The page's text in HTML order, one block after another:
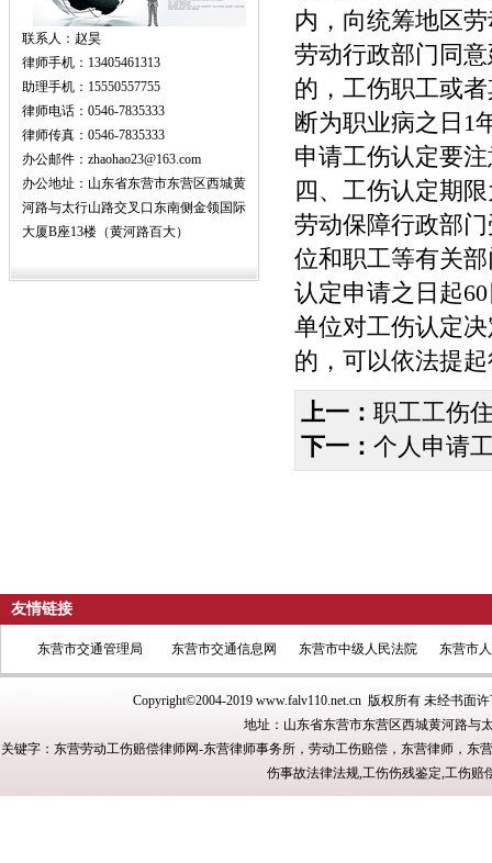
联系人：赵昊
律师手机：13405461313
助理手机：15550557755
律师电话：0546-7835333
律师传真：0546-7835333
办公邮件：zhaohao23@163.com
办公地址：山东省东营市东营区西城黄
河路与太行山路交叉口东南侧金领国际
大厦B座13楼（黄河路百大）
内，向统筹地区
劳动行政部门同
的，工伤职工或
断为职业病之日1
申请工伤认定要
四、工伤认定
劳动保障行政部
位和职工等有关
认定申请之日起
单位对工伤认定
的，可以依法提
上一： 职工工伤
下一： 个人申请
友情链接
东营市交通管理局 东营市交通信息网 东营市中级人民法院 东营市
Copyright©2004-2019 www.falv110.net.cn版权所有 未经书面许
地址：山东省东营市东营区西城黄河路与
关键字：东营劳动工伤赔偿律师网-东营律师事务所，劳动工伤赔偿，东营律师，
伤事故法律法规,工伤伤残鉴定,工伤赔